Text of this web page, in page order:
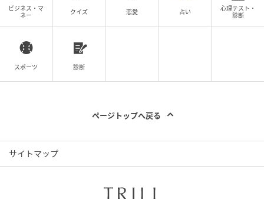
クリエイター情報
ベビーカレンダー
です。みんなのクチコミや体験談から産婦人科検
索、おでかけ情報、離乳食レシピまで。月間利用者1
ビジネス・マ
ネー
クイズ 恋愛 占い
心理テスト・
診断
スポーツ 診断
ページトップへ戻る
サイトマップ